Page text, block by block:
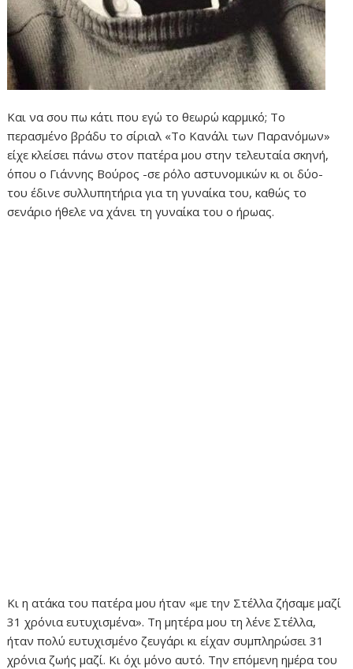
Και να σου πω κάτι που εγώ το θεωρώ καρμικό; Το
περασμένο βράδυ το σίριαλ «Το Κανάλι των Παρανόμων»
είχε κλείσει πάνω στον πατέρα μου στην τελευταία σκηνή,
όπου ο Γιάννης Βούρος -σε ρόλο αστυνομικών κι οι δύο-
του έδινε συλλυπητήρια για τη γυναίκα του, καθώς το
σενάριο ήθελε να χάνει τη γυναίκα του ο ήρωας.
Κι η ατάκα του πατέρα μου ήταν «με την Στέλλα ζήσαμε μαζί
31 χρόνια ευτυχισμένα». Τη μητέρα μου τη λένε Στέλλα,
ήταν πολύ ευτυχισμένο ζευγάρι κι είχαν συμπληρώσει 31
χρόνια ζωής μαζί. Κι όχι μόνο αυτό. Την επόμενη ημέρα του